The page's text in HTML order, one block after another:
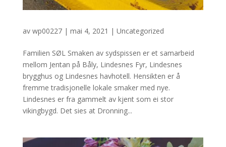
av wp00227| mai 4, 2021 | Uncategorized
Familien SØL Smaken av sydspissen er et samarbeid
mellom Jentan på Båly, Lindesnes Fyr, Lindesnes
brygghus og Lindesnes havhotell. Hensikten er å
fremme tradisjonelle lokale smaker med nye.
Lindesnes er fra gammelt av kjent som ei stor
vikingbygd. Det sies at Dronning...